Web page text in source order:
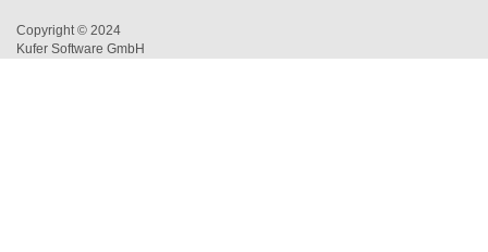
Copyright © 2024
Kufer Software GmbH